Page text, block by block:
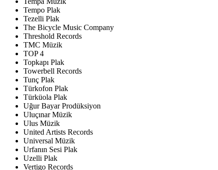
Tempo Plak
Tezelli Plak
The Bicycle Music Company
Threshold Records
TMC Müzik
TOP 4
Topkapı Plak
Towerbell Records
Tunç Plak
Türkofon Plak
Türküola Plak
Uğur Bayar Prodüksiyon
Uluçınar Müzik
Ulus Müzik
United Artists Records
Universal Müzik
Urfanın Sesi Plak
Uzelli Plak
Vertigo Records